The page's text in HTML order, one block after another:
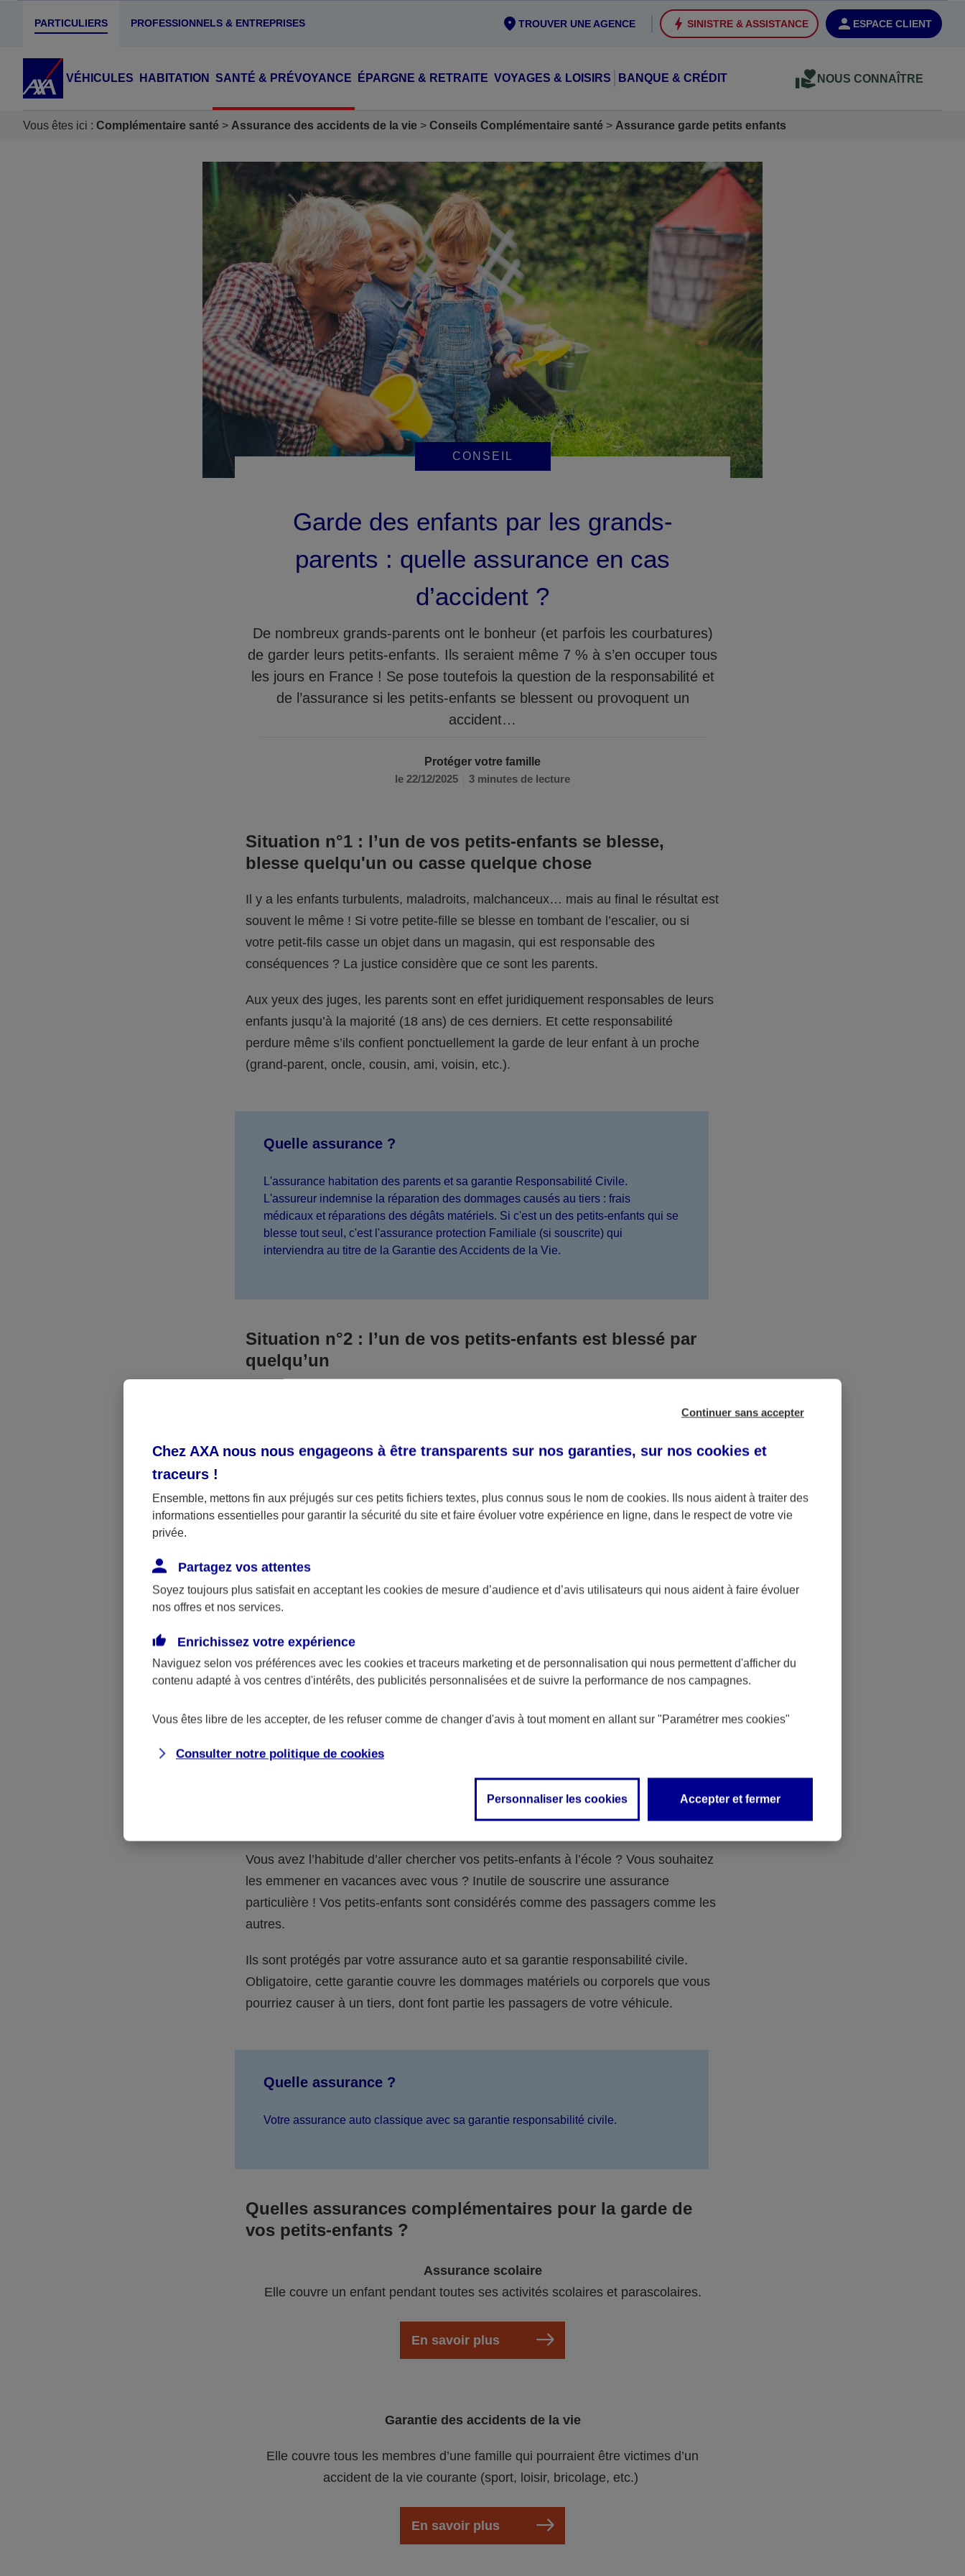
PARTICULIERS PROFESSIONNELS & ENTREPRISES ESPACE CLIENT
SINISTRE & ASSISTANCE
TROUVER UNE AGENCE
VÉHICULES HABITATION SANTÉ & PRÉVOYANCE ÉPARGNE & RETRAITE VOYAGES & LOISIRS BANQUE & CRÉDIT NOUS CONNAÎTRE
Vous êtes ici : Complémentaire santé Assurance des accidents de la vie Conseils Complémentaire santé Assurance garde petits enfants
CONSEIL
Protéger votre famille
le 22/12/2025
3 minutes de lecture
Garde des enfants par les grands-
parents : quelle assurance en cas
d’accident ?
De nombreux grands-parents ont le bonheur (et parfois les courbatures)
de garder leurs petits-enfants. Ils seraient même 7 % à s’en occuper tous
les jours en France ! Se pose toutefois la question de la responsabilité et
de l’assurance si les petits-enfants se blessent ou provoquent un
accident…
Situation n°1 : l’un de vos petits-enfants se blesse,
blesse quelqu'un ou casse quelque chose
Il y a les enfants turbulents, maladroits, malchanceux… mais au final le résultat est
souvent le même ! Si votre petite-fille se blesse en tombant de l’escalier, ou si
votre petit-fils casse un objet dans un magasin, qui est responsable des
conséquences ? La justice considère que ce sont les parents.
Aux yeux des juges, les parents sont en effet juridiquement responsables de leurs
enfants jusqu’à la majorité (18 ans) de ces derniers. Et cette responsabilité
perdure même s’ils confient ponctuellement la garde de leur enfant à un proche
(grand-parent, oncle, cousin, ami, voisin, etc.).
Quelle assurance ?
L'assurance habitation des parents et sa garantie Responsabilité Civile.
L'assureur indemnise la réparation des dommages causés au tiers : frais
médicaux et réparations des dégâts matériels. Si c'est un des petits-enfants qui se
blesse tout seul, c'est l'assurance protection Familiale (si souscrite) qui
interviendra au titre de la Garantie des Accidents de la Vie.
Situation n°2 : l’un de vos petits-enfants est blessé par
quelqu’un
responsable. Aux yeux de la justice, le responsable est la personne ayant entrainé
médicaux et éventuelles indemnisations en guise de dommage.
Néanmoins, si aucun responsable n’a été désigné ou retrouvé pour l’accident dont
a été victime votre petit-fils ou petite-fille, seule une assurance spécifique
fonctionner.
Quelle assurance ?
La responsabilité civile de la personne désignée comme responsable de
accidents de la vie) que vous auriez souscrite pour votre famille.
Situation n°3 : vous avez un accident de voiture avec vos
Vous avez l’habitude d’aller chercher vos petits-enfants à l’école ? Vous souhaitez
les emmener en vacances avec vous ? Inutile de souscrire une assurance
particulière ! Vos petits-enfants sont considérés comme des passagers comme les
autres.
Ils sont protégés par votre assurance auto et sa garantie responsabilité civile.
Obligatoire, cette garantie couvre les dommages matériels ou corporels que vous
pourriez causer à un tiers, dont font partie les passagers de votre véhicule.
Quelle assurance ?
Votre assurance auto classique avec sa garantie responsabilité civile.
Quelles assurances complémentaires pour la garde de
vos petits-enfants ?
Assurance scolaire
Elle couvre un enfant pendant toutes ses activités scolaires et parascolaires.
En savoir plus
Garantie des accidents de la vie
Elle couvre tous les membres d’une famille qui pourraient être victimes d’un
accident de la vie courante (sport, loisir, bricolage, etc.)
En savoir plus
Continuer sans accepter
Chez AXA nous nous engageons à être transparents sur nos garanties, sur nos cookies et
traceurs !
Ensemble, mettons fin aux préjugés sur ces petits fichiers textes, plus connus sous le nom de cookies. Ils nous aident à traiter des
informations essentielles pour garantir la sécurité du site et faire évoluer votre expérience en ligne, dans le respect de votre vie
privée.
Partagez vos attentes
Soyez toujours plus satisfait en acceptant les cookies de mesure d’audience et d’avis utilisateurs qui nous aident à faire évoluer
nos offres et nos services.
Enrichissez votre expérience
Naviguez selon vos préférences avec les cookies et traceurs marketing et de personnalisation qui nous permettent d'afficher du
contenu adapté à vos centres d'intérêts, des publicités personnalisées et de suivre la performance de nos campagnes.
Vous êtes libre de les accepter, de les refuser comme de changer d'avis à tout moment en allant sur "Paramétrer mes cookies"
Consulter notre politique de cookies
Personnaliser les cookies Accepter et fermer